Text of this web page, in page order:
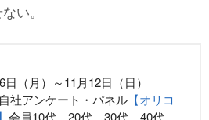
い。
（月）～11月12日（日）
社アンケート・パネル 【オリコ
会員10代、20代、30代、40代、